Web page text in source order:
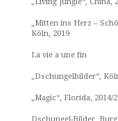
„Mitten ins Herz –
Köln, 2019
La vie a une fin
„Dschungelbilder“,
„Magic“, Florida, 2014/